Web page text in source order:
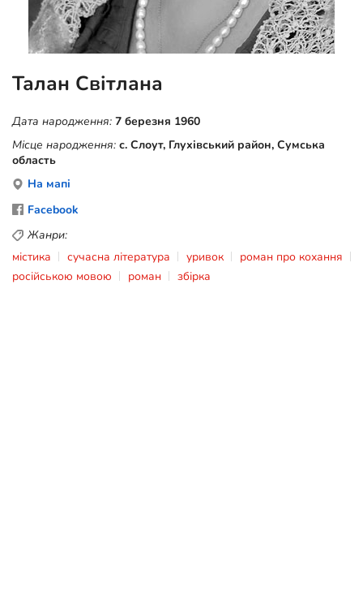
Талан Світлана
Дата народження: 7 березня 1960
Місце народження: с. Слоут, Глухівський район, Сумська
область
На мапі
Facebook
Жанри:
містика
сучасна література уривок
роман про кохання
російською мовою
роман збірка